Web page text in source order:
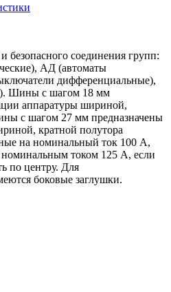
безопасного соединения групп:
АД (автоматы
дифференциальные),
Шины с шагом 18 мм
аппаратуры шириной,
с шагом 27 мм предназначены
кратной полутора
на номинальный ток 100 А,
током 125 А, если
по центру. Для
боковые заглушки.